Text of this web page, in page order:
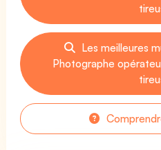
Les meilleures
Photographe